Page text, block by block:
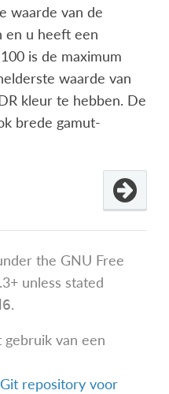
waarde van de
en u heeft een
is de maximum
waarde van
kleur te hebben. De
brede gamut-
the GNU Free
unless stated
.
gebruik van een
Git repository voor